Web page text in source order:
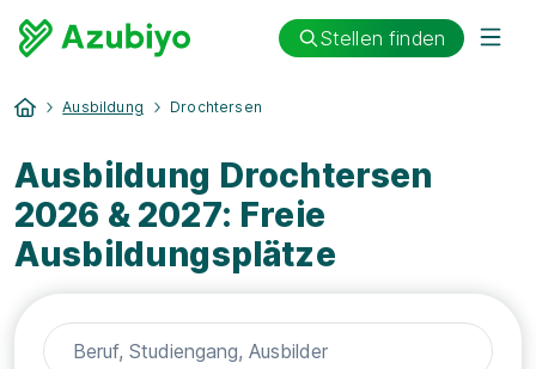
Stellen finden
Ausbildung Drochtersen
Ausbildung Drochtersen
2026 & 2027: Freie
Ausbildungsplätze